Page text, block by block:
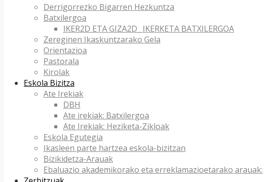
Derrigorrezko Bigarren Hezkuntza
Batxilergoa
IKER2D ETA GIZA2D_ IKERKETA BATXILERGOA
Zereginen Ikaskuntzarako Gela
Orientazioa
Pastorala
Kirolak
Eskola Bizitza
Ate Irekiak
DBH
Ate irekiak: Batxilergoa
Ate Irekiak: Heziketa-Zikloak
Eskola Egutegia
Ikasleen parte hartzea eskola-bizitzan
Bizikidetza-Arauak
Ebaluazio akademikorako eta erreklamazioetarako arauak: